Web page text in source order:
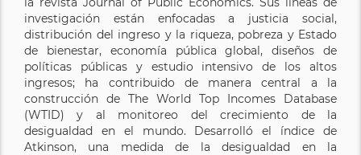
investigación están enfocadas a justicia social,
distribución del ingreso y la riqueza, pobreza y Estado
de bienestar, economía pública global, diseños de
políticas públicas y estudio intensivo de los altos
ingresos; ha contribuido de manera central a la
construcción de The World Top Incomes Database
(WTID) y al monitoreo del crecimiento de la
desigualdad en el mundo. Desarrolló el índice de
Atkinson, una medida de la desigualdad en la